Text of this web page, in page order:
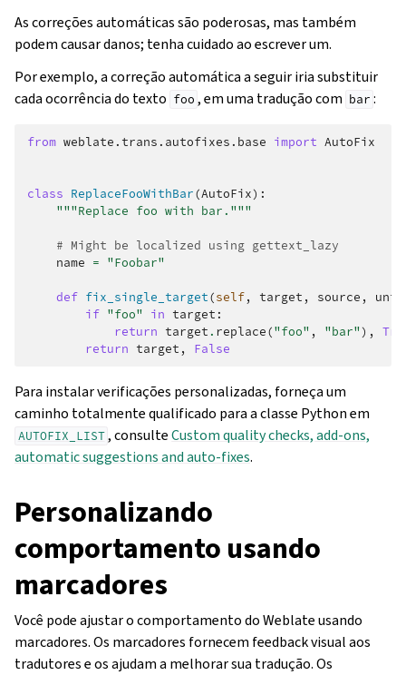
As correções automáticas são poderosas, mas também
podem causar danos; tenha cuidado ao escrever um.
Por exemplo, a correção automática a seguir iria substituir
cada ocorrência do texto foo , em uma tradução com bar :
from weblate.trans.autofixes.base import AutoFix
class ReplaceFooWithBar(AutoFix):
"""Replace foo with bar."""
# Might be localized using gettext_lazy
name = "Foobar"
def fix_single_target(self, target , source , unit
if "foo" in target :
return target . replace("foo" , "bar"),
return target , False
Para instalar verificações personalizadas, forneça um
caminho totalmente qualificado para a classe Python em
AUTOFIX_LIST , consulteCustom quality checks, add-ons,
automatic suggestions and auto-fixes.
Personalizando
comportamento usando
marcadores
Você pode ajustar o comportamento do Weblate usando
marcadores. Os marcadores fornecem feedback visual aos
tradutores e os ajudam a melhorar sua tradução. Os